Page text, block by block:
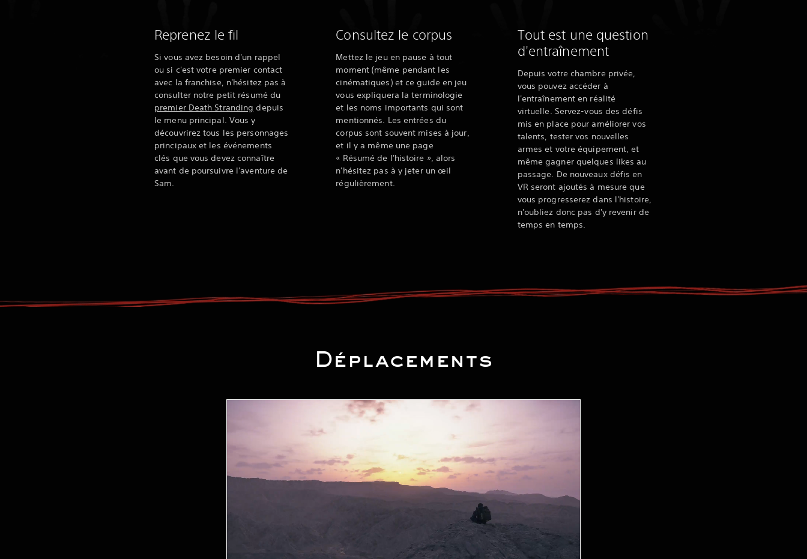
Reprenez le fil
Si vous avez besoin d'un rappel
ou si c'est votre premier contact
avec la franchise, n'hésitez pas à
consulter notre petit résumé du
premier Death Stranding depuis
le menu principal. Vous y
découvrirez tous les personnages
principaux et les événements
clés que vous devez connaître
avant de poursuivre l'aventure de
Sam.
Consultez le corpus
Mettez le jeu en pause à tout
moment (même pendant les
cinématiques) et ce guide en jeu
vous expliquera la terminologie
et les noms importants qui sont
mentionnés. Les entrées du
corpus sont souvent mises à jour,
et il y a même une page
« Résumé de l'histoire », alors
n'hésitez pas à y jeter un œil
régulièrement.
Tout est une question
d'entraînement
Depuis votre chambre privée,
vous pouvez accéder à
l'entraînement en réalité
virtuelle. Servez-vous des défis
mis en place pour améliorer vos
talents, tester vos nouvelles
armes et votre équipement, et
même gagner quelques likes au
passage. De nouveaux défis en
VR seront ajoutés à mesure que
vous progresserez dans l'histoire,
n'oubliez donc pas d'y revenir de
temps en temps.
Déplacements